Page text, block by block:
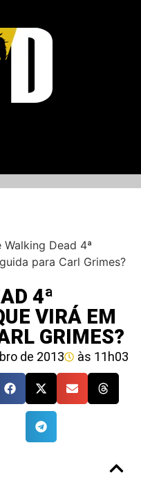
Walking Dead 4ª
para Carl Grimes?
4ª
VIRÁ EM
GRIMES?
de 2013 às 11h03